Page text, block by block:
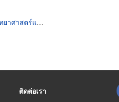
และห้องทดลอง
ติดต่อเรา